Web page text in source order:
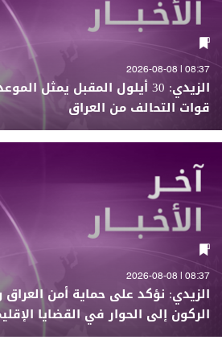
08:37 | 2026-08-08
الزيدي: 30 أيلول المقبل يمثل
قوات التحالف من العراق
08:37 | 2026-08-08
الزيدي: نؤكد على حماية أمن
الركون إلى الحوار في القضايا